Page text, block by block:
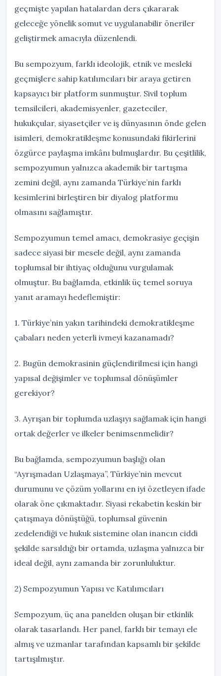
geçmişte yapılan hatalardan ders çıkararak
geleceğe yönelik somut ve uygulanabilir öneriler
geliştirmek amacıyla düzenlendi.
Bu sempozyum, farklı ideolojik, etnik ve mesleki
geçmişlere sahip katılımcıları bir araya getiren
kapsayıcı bir platform sunmuştur. Sivil toplum
temsilcileri, akademisyenler, gazeteciler,
hukukçular, siyasetçiler ve iş dünyasının önde gelen
isimleri, demokratikleşme konusundaki fikirlerini
özgürce paylaşma imkânı bulmuşlardır. Bu çeşitlilik,
sempozyumun yalnızca akademik bir tartışma
zemini değil, aynı zamanda Türkiye’nin farklı
kesimlerini birleştiren bir diyalog platformu
olmasını sağlamıştır.
Sempozyumun temel amacı, demokrasiye geçişin
sadece siyasi bir mesele değil, aynı zamanda
toplumsal bir ihtiyaç olduğunu vurgulamak
olmuştur. Bu bağlamda, etkinlik üç temel soruya
yanıt aramayı hedeflemiştir:
1. Türkiye’nin yakın tarihindeki demokratikleşme
çabaları neden yeterli ivmeyi kazanamadı?
2. Bugün demokrasinin güçlendirilmesi için hangi
yapısal değişimler ve toplumsal dönüşümler
gerekiyor?
3. Ayrışan bir toplumda uzlaşıyı sağlamak için hangi
ortak değerler ve ilkeler benimsenmelidir?
Bu bağlamda, sempozyumun başlığı olan
“Ayrışmadan Uzlaşmaya”, Türkiye’nin mevcut
durumunu ve çözüm yollarını en iyi özetleyen ifade
olarak öne çıkmaktadır. Siyasi rekabetin keskin bir
çatışmaya dönüştüğü, toplumsal güvenin
zedelendiği ve hukuk sistemine olan inancın ciddi
şekilde sarsıldığı bir ortamda, uzlaşma yalnızca bir
ideal değil, aynı zamanda bir zorunluluktur.
2) Sempozyumun Yapısı ve Katılımcıları
Sempozyum, üç ana panelden oluşan bir etkinlik
olarak tasarlandı. Her panel, farklı bir temayı ele
almış ve uzmanlar tarafından kapsamlı bir şekilde
tartışılmıştır.